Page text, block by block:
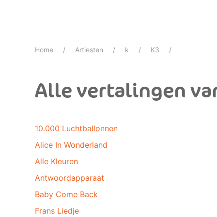
Home Artiesten k K3
Alle vertalingen
10.000 Luchtballonnen
Alice In Wonderland
Alle Kleuren
Antwoordapparaat
Baby Come Back
Frans Liedje